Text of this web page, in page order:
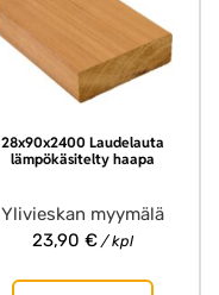
28x90x2400 Laudelauta
lämpökäsitelty haapa
Ylivieskan myymälä
23,90 € / kpl